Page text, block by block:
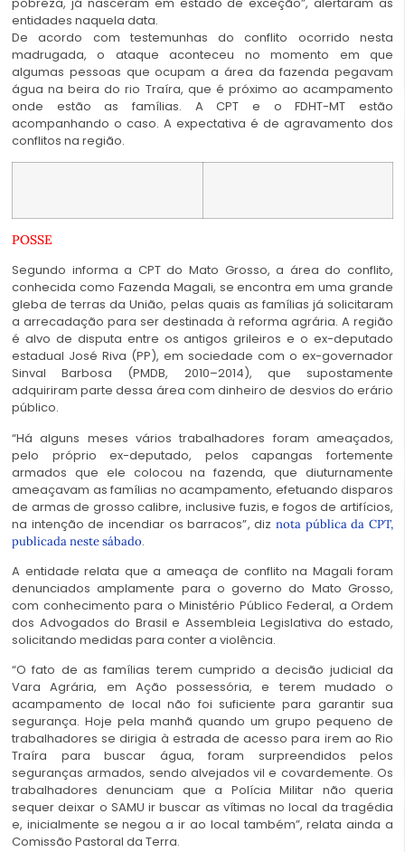
entidades naquela data.
De acordo com testemunhas do conflito ocorrido nesta
madrugada, o ataque aconteceu no momento em que
algumas pessoas que ocupam a área da fazenda pegavam
água na beira do rio Traíra, que é próximo ao acampamento
onde estão as famílias. A CPT e o FDHT-MT estão
acompanhando o caso. A expectativa é de agravamento dos
conflitos na região.
POSSE
Segundo informa a CPT do Mato Grosso, a área do conflito,
conhecida como Fazenda Magali, se encontra em uma grande
gleba de terras da União, pelas quais as famílias já solicitaram
a arrecadação para ser destinada à reforma agrária. A região
é alvo de disputa entre os antigos grileiros e o ex-deputado
estadual José Riva (PP), em sociedade com o ex-governador
Sinval Barbosa (PMDB, 2010–2014), que supostamente
adquiriram parte dessa área com dinheiro de desvios do erário
público.
“Há alguns meses vários trabalhadores foram ameaçados,
pelo próprio ex-deputado, pelos capangas fortemente
armados que ele colocou na fazenda, que diuturnamente
ameaçavam as famílias no acampamento, efetuando disparos
de armas de grosso calibre, inclusive fuzis, e fogos de artifícios,
na intenção de incendiar os barracos”, diz nota pública da CPT,
publicada neste sábado.
A entidade relata que a ameaça de conflito na Magali foram
denunciados amplamente para o governo do Mato Grosso,
com conhecimento para o Ministério Público Federal, a Ordem
dos Advogados do Brasil e Assembleia Legislativa do estado,
solicitando medidas para conter a violência.
“O fato de as famílias terem cumprido a decisão judicial da
Vara Agrária, em Ação possessória, e terem mudado o
acampamento de local não foi suficiente para garantir sua
segurança. Hoje pela manhã quando um grupo pequeno de
trabalhadores se dirigia à estrada de acesso para irem ao Rio
Traíra para buscar água, foram surpreendidos pelos
seguranças armados, sendo alvejados vil e covardemente. Os
trabalhadores denunciam que a Polícia Militar não queria
sequer deixar o SAMU ir buscar as vítimas no local da tragédia
e, inicialmente se negou a ir ao local também”, relata ainda a
Comissão Pastoral da Terra.